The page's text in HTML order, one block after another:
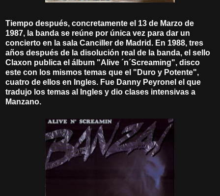
Tiempo después, concretamente el 13 de Marzo de
1987, la banda se reúne por única vez para dar un
concierto en la sala Canciller de Madrid. En 1988, tres
años después de la disolución real de la banda, el sello
Claxon publica el álbum "Alive ´n´Screaming", disco
este con los mismos temas que el "Duro y Potente",
cuatro de ellos en Ingles. Fue Danny Peyronel el que
tradujo los temas al Ingles y dio clases intensivas a
Manzano.